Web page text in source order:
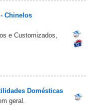
Chinelos
e Customizados,
Domésticas‎
geral.